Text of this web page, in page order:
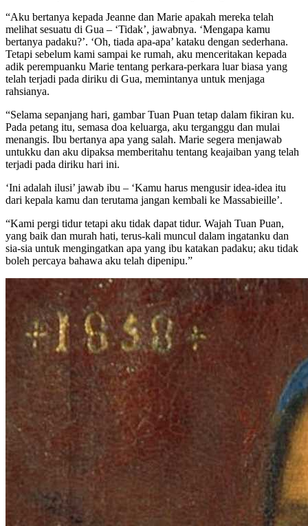
“Aku bertanya kepada Jeanne dan Marie apakah mereka telah
melihat sesuatu di Gua – ‘Tidak’, jawabnya. ‘Mengapa kamu
bertanya padaku?’. ‘Oh, tiada apa-apa’ kataku dengan sederhana.
Tetapi sebelum kami sampai ke rumah, aku menceritakan kepada
adik perempuanku Marie tentang perkara-perkara luar biasa yang
telah terjadi pada diriku di Gua, memintanya untuk menjaga
rahsianya.
“Selama sepanjang hari, gambar Tuan Puan tetap dalam fikiran ku.
Pada petang itu, semasa doa keluarga, aku terganggu dan mulai
menangis. Ibu bertanya apa yang salah. Marie segera menjawab
untukku dan aku dipaksa memberitahu tentang keajaiban yang telah
terjadi pada diriku hari ini.
‘Ini adalah ilusi’ jawab ibu – ‘Kamu harus mengusir idea-idea itu
dari kepala kamu dan terutama jangan kembali ke Massabieille’.
“Kami pergi tidur tetapi aku tidak dapat tidur. Wajah Tuan Puan,
yang baik dan murah hati, terus-kali muncul dalam ingatanku dan
sia-sia untuk mengingatkan apa yang ibu katakan padaku; aku tidak
boleh percaya bahawa aku telah dipenipu.”